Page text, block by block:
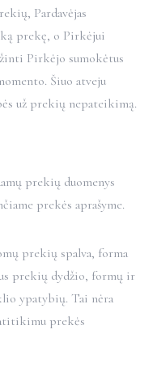
Pardavėjas
prekę, o Pirkėjui
Pirkėjo sumokėtus
Šiuo atveju
už prekių nepateikimą.
prekių duomenys
prekės aprašyme.
prekių spalva, forma
prekių dydžio, formų ir
ypatybių. Tai nėra
prekės